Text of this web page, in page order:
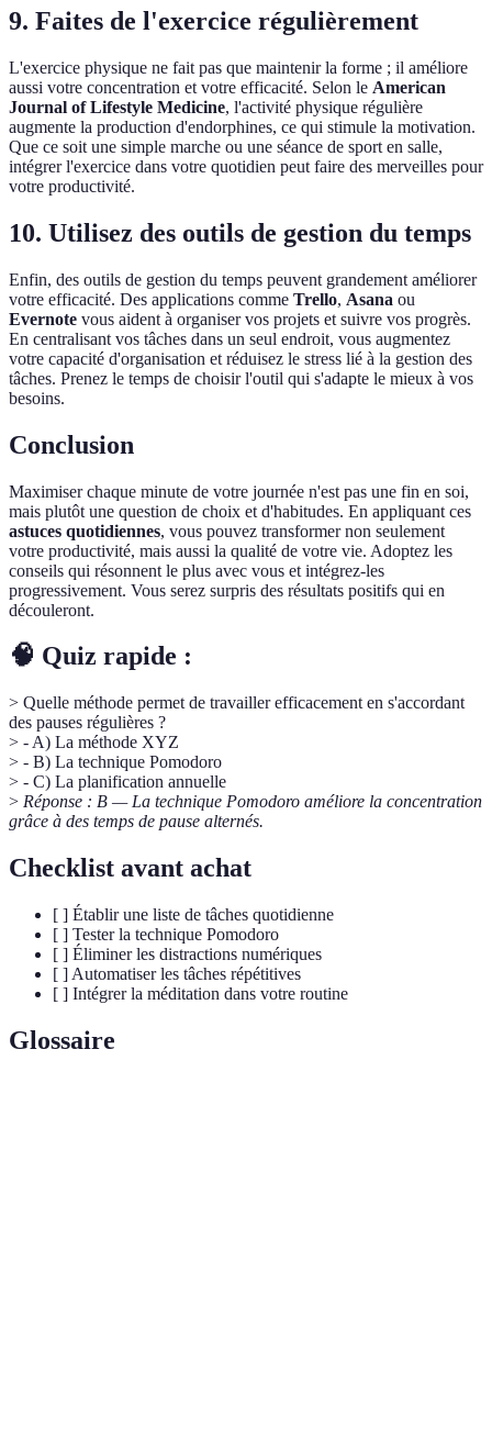
9. Faites de l'exercice régulièrement
L'exercice physique ne fait pas que maintenir la forme ; il améliore
aussi votre concentration et votre efficacité. Selon le American
Journal of Lifestyle Medicine, l'activité physique régulière
augmente la production d'endorphines, ce qui stimule la motivation.
Que ce soit une simple marche ou une séance de sport en salle,
intégrer l'exercice dans votre quotidien peut faire des merveilles pour
votre productivité.
10. Utilisez des outils de gestion du temps
Enfin, des outils de gestion du temps peuvent grandement améliorer
votre efficacité. Des applications comme Trello, Asana ou
Evernote vous aident à organiser vos projets et suivre vos progrès.
En centralisant vos tâches dans un seul endroit, vous augmentez
votre capacité d'organisation et réduisez le stress lié à la gestion des
tâches. Prenez le temps de choisir l'outil qui s'adapte le mieux à vos
besoins.
Conclusion
Maximiser chaque minute de votre journée n'est pas une fin en soi,
mais plutôt une question de choix et d'habitudes. En appliquant ces
astuces quotidiennes, vous pouvez transformer non seulement
votre productivité, mais aussi la qualité de votre vie. Adoptez les
conseils qui résonnent le plus avec vous et intégrez-les
progressivement. Vous serez surpris des résultats positifs qui en
découleront.
🧠 Quiz rapide :
> Quelle méthode permet de travailler efficacement en s'accordant
des pauses régulières ?
> - A) La méthode XYZ
> - B) La technique Pomodoro
> - C) La planification annuelle
> Réponse : B — La technique Pomodoro améliore la concentration
grâce à des temps de pause alternés.
Checklist avant achat
[ ] Établir une liste de tâches quotidienne
[ ] Tester la technique Pomodoro
[ ] Éliminer les distractions numériques
[ ] Automatiser les tâches répétitives
[ ] Intégrer la méditation dans votre routine
Glossaire